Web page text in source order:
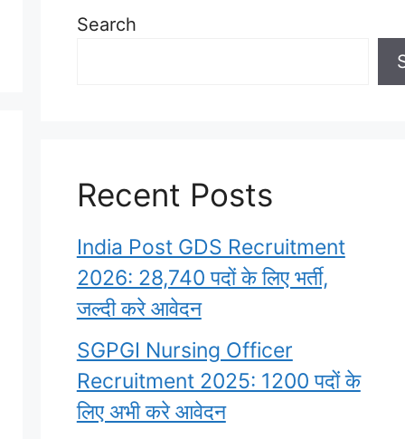
Search
Recent Posts
India Post GDS Recruitment
2026: 28,740 पदों के लिए भर्ती,
जल्दी करे आवेदन
SGPGI Nursing Officer
Recruitment 2025: 1200 पदों के
लिए अभी करे आवेदन